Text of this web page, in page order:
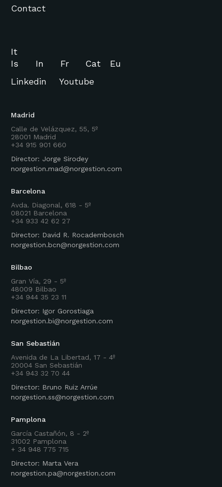
Contact
Madrid
Calle de Velázquez, 55, 5º
28001 Madrid
+34 915 901 660
Director: Jorge Sirodey
norgestion.mad@norgestion.com
Barcelona
Avda. Diagonal, 618 - 5º
08021 Barcelona
+34 933 42 62 27
Director: David R. Rocadembosch
norgestion.bcn@norgestion.com
Bilbao
Gran Vía, 29 - 5º
48009 Bilbao
+34 944 35 23 11
Director: Igor Gorostiaga
norgestion.bi@norgestion.com
San Sebastián
Avenida de La Libertad, 17 - 4º
20004 San Sebastián
+34 943 32 70 44
Director: Bruno Ruiz Arrúe
norgestion.ss@norgestion.com
Pamplona
García Castañón, 8 - 2º
31002 Pamplona
+ 34 948 775 715
Director: Marta Vera
norgestion.pa@norgestion.com
It
Is
In Fr Cat
Eu
Linkedin
Youtube